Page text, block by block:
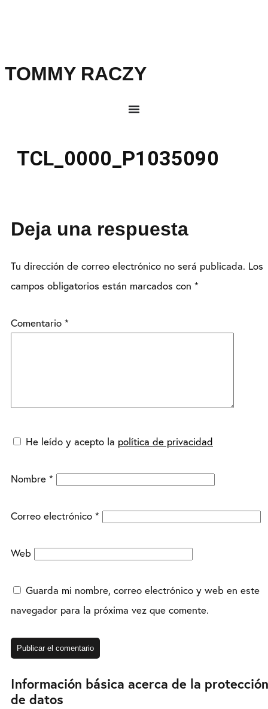
TOMMY RACZY
TCL_0000_P1035090
Deja una respuesta
Tu dirección de correo electrónico no será publicada. Los
campos obligatorios están marcados con *
Comentario *
He leído y acepto la política de privacidad
Nombre *
Correo electrónico *
Web
Guarda mi nombre, correo electrónico y web en este
navegador para la próxima vez que comente.
Información básica acerca de la protección
de datos